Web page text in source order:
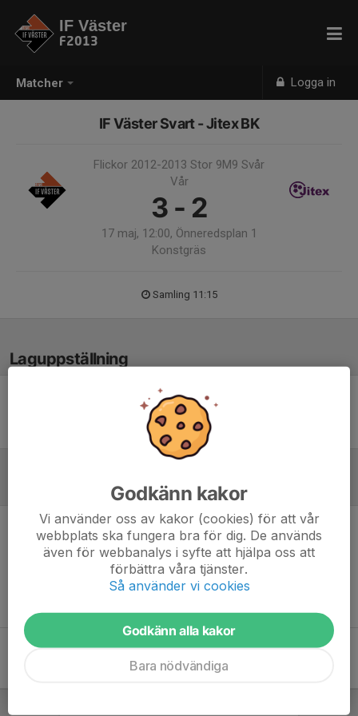
Matcher Logga in
IF Väster
F2013
IF Väster Svart - Jitex BK
Flickor 2012-2013 Stor 9M9 Svår
Vår
3 - 2
17 maj, 12:00, Önneredsplan 1
Konstgräs
Samling 11:15
Laguppställning
Ingen uppställning ifylld
Inget referat skrivet
Godkänn kakor
Vi använder oss av kakor (cookies) för att vår
webbplats ska fungera bra för dig. De används
även för webbanalys i syfte att hjälpa oss att
förbättra våra tjänster.
Så använder vi cookies
Godkänn alla kakor
Bara nödvändiga